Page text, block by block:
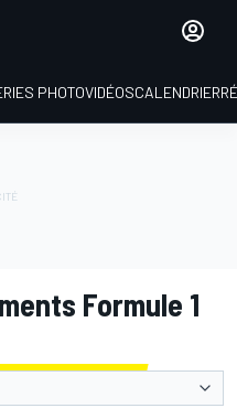
PHOTOVIDÉOSCALENDRIER
Formule 1